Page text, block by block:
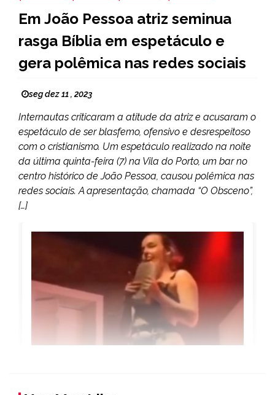
Em João Pessoa atriz seminua
rasga Bíblia em espetáculo e
gera polêmica nas redes sociais
seg dez 11 , 2023
Internautas criticaram a atitude da atriz e acusaram o
espetáculo de ser blasfemo, ofensivo e desrespeitoso
com o cristianismo. Um espetáculo realizado na noite
da última quinta-feira (7) na Vila do Porto, um bar no
centro histórico de João Pessoa, causou polêmica nas
redes sociais. A apresentação, chamada “O Obsceno”,
[…]